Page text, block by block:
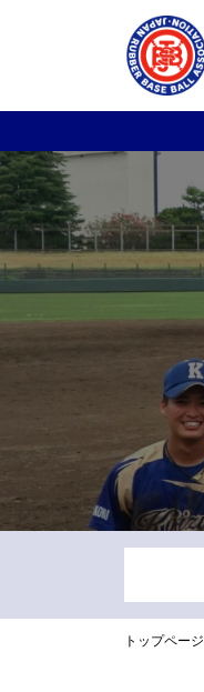
トップページ